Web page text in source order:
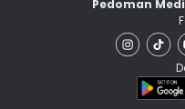
Pedoman